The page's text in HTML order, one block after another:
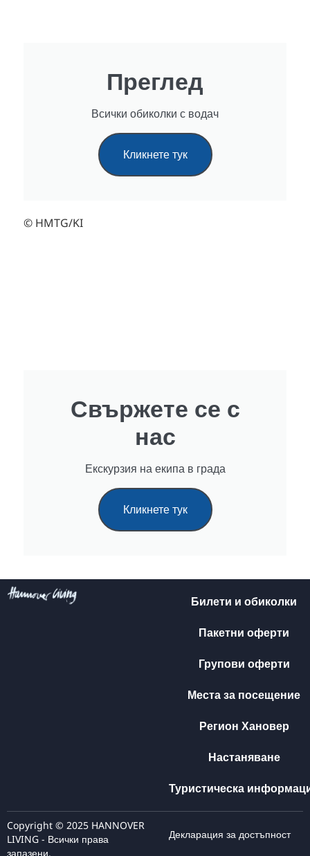
Преглед
Всички обиколки с водач
Кликнете тук
© HMTG/KI
Свържете се с
нас
Екскурзия на екипа в града
Кликнете тук
Билети и обиколки
Пакетни оферти
Групови оферти
Места за посещение
Регион Хановер
Настаняване
Туристическа
Copyright © 2025 HANNOVER
LIVING - Всички права
запазени.
Декларация за достъпност